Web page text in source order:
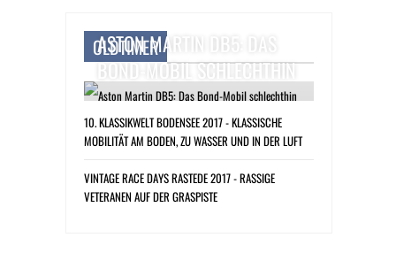
OLDTIMER
ASTON MARTIN DB5: DAS
BOND-MOBIL SCHLECHTHIN
10. KLASSIKWELT BODENSEE 2017 - KLASSISCHE
MOBILITÄT AM BODEN, ZU WASSER UND IN DER LUFT
VINTAGE RACE DAYS RASTEDE 2017 - RASSIGE
VETERANEN AUF DER GRASPISTE